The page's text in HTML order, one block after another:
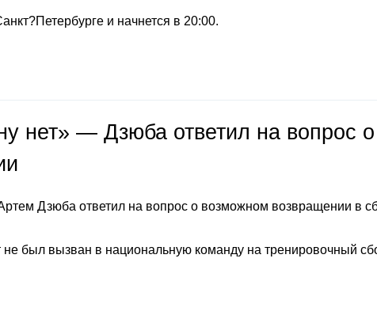
и начнется в 20:00.
нет» — Дзюба ответил на вопрос о
Дзюба ответил на вопрос о возможном возвращении в
не был вызван в национальную команду на тренировочный